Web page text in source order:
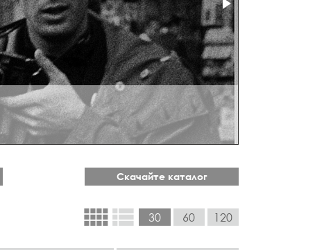
Скачайте каталог
view_comfyview_list 30 60 120